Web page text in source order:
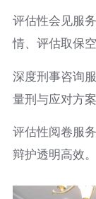
评估性会见服
情、评估取保空
深度刑事咨询
量刑与应对方案
评估性阅卷服
辩护透明高效。